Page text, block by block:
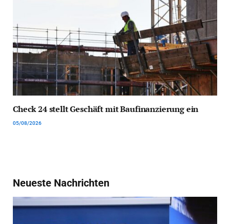
Check 24 stellt Geschäft mit Baufinanzierung ein
05/08/2026
Neueste Nachrichten